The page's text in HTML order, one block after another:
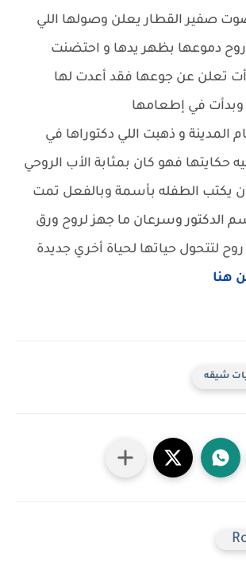
صفير القطار يعلن وصولها اللي
دموعها بظهر يدها و احتضنت
تعلن عن جوعها فقد أعدت لها
وبدأت في إطعامها
المدينة و ذهبت اللي دكتوراها في
حكايتها فهو كان بمثابة الأب الروحي
أن يكتب الطفله بأسمة وبالفعل تمت
الدكتور وسرعان ما جهز لروح ورق
لتتحول حياتها لحياة أخري جديدة
هنا
شيقه